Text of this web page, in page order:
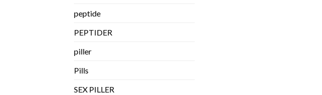
peptide
PEPTIDER
piller
Pills
SEX PILLER